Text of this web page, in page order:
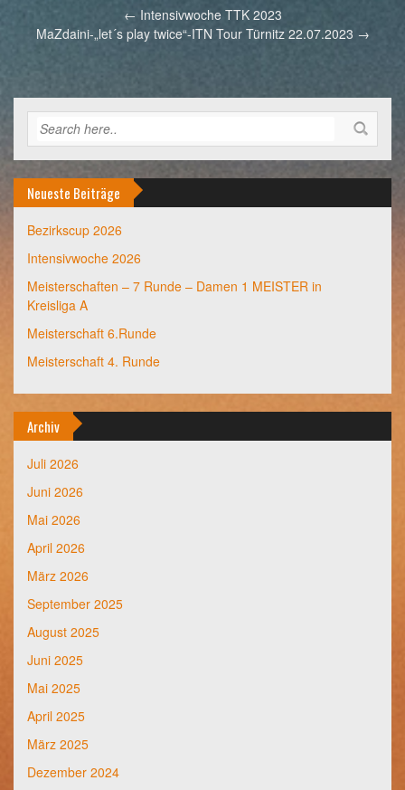
Post
navigation
← Intensivwoche TTK 2023
MaZdaini-„let´s play twice“-ITN Tour Türnitz 22.07.2023 →
Neueste Beiträge
Bezirkscup 2026
Intensivwoche 2026
Meisterschaften – 7 Runde – Damen 1 MEISTER in
Kreisliga A
Meisterschaft 6.Runde
Meisterschaft 4. Runde
Archiv
Juli 2026
Juni 2026
Mai 2026
April 2026
März 2026
September 2025
August 2025
Juni 2025
Mai 2025
April 2025
März 2025
Dezember 2024